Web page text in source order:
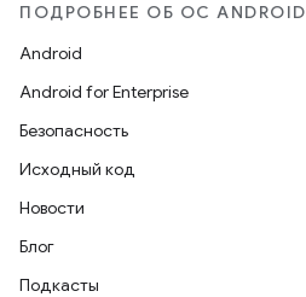
ПОДРОБНЕЕ ОБ ОС ANDROID
Android
Android for Enterprise
Безопасность
Исходный код
Новости
Блог
Подкасты